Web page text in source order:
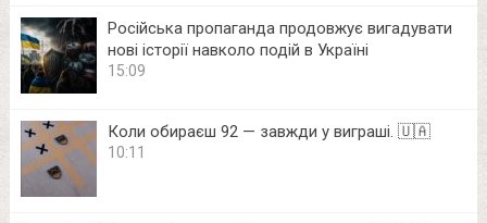
Російська пропаганда продовжує вигадувати
нові історії навколо подій в Україні
15:09
Коли обираєш 92 — завжди у виграші. 🇺🇦
10:11